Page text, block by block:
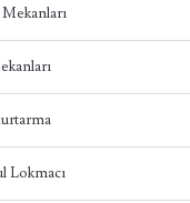
Lokmacı